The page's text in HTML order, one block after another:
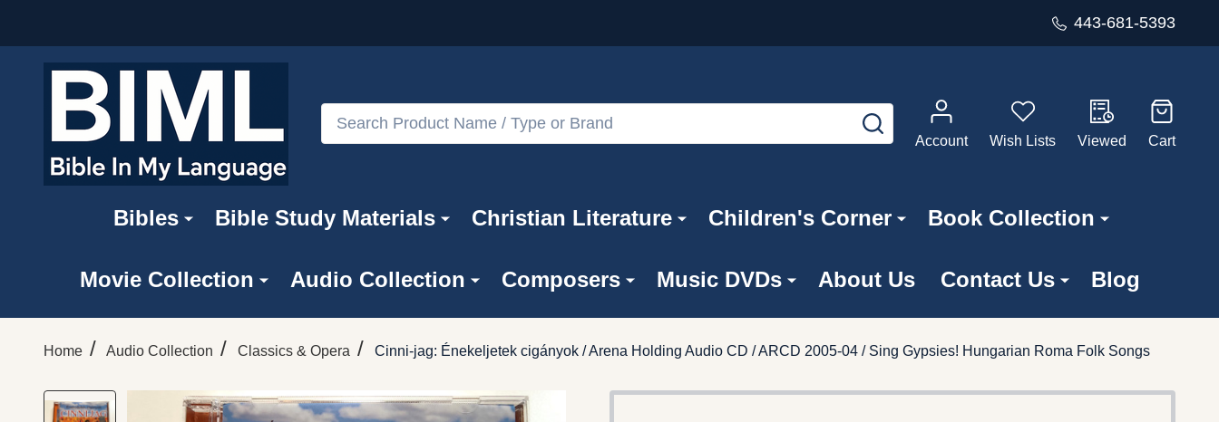
443-681-5393
Search
SEARCH
Account
Wish Lists Viewed Cart
Bibles Bible Study Materials Christian Literature Children's Corner Book Collection
Movie Collection Audio Collection Composers Music DVDs About Us Contact Us Blog
Home / Audio Collection / Classics & Opera / Cinni-jag: Énekeljetek cigányok / Arena Holding Audio CD / ARCD 2005-04 / Sing Gypsies! Hungarian Roma Folk Songs